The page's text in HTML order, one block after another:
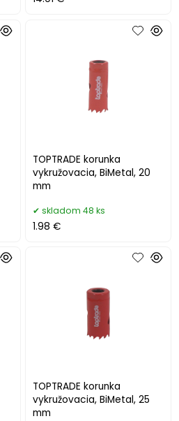
TOPTRADE korunka
vykružovacia, BiMetal, 20
mm
skladom 48 ks
1.98 €
TOPTRADE korunka
vykružovacia, BiMetal, 25
mm